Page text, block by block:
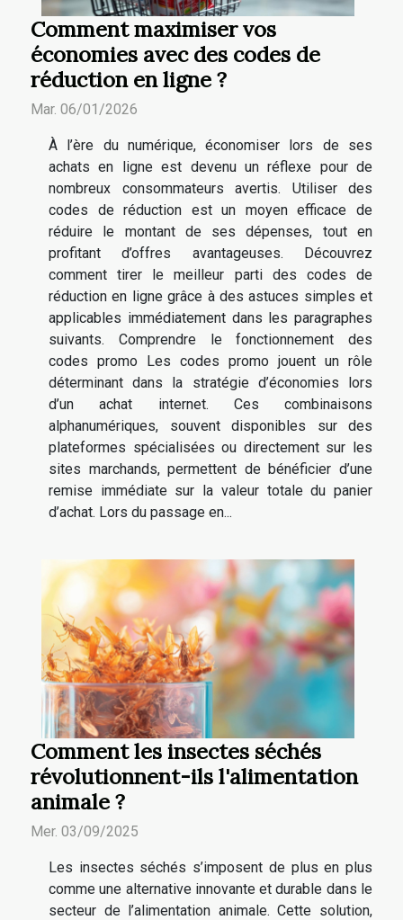
Comment maximiser vos
économies avec des codes de
réduction en ligne ?
Mar. 06/01/2026
À l’ère du numérique, économiser lors de ses
achats en ligne est devenu un réflexe pour de
nombreux consommateurs avertis. Utiliser des
codes de réduction est un moyen efficace de
réduire le montant de ses dépenses, tout en
profitant d’offres avantageuses. Découvrez
comment tirer le meilleur parti des codes de
réduction en ligne grâce à des astuces simples et
applicables immédiatement dans les paragraphes
suivants. Comprendre le fonctionnement des
codes promo Les codes promo jouent un rôle
déterminant dans la stratégie d’économies lors
d’un achat internet. Ces combinaisons
alphanumériques, souvent disponibles sur des
plateformes spécialisées ou directement sur les
sites marchands, permettent de bénéficier d’une
remise immédiate sur la valeur totale du panier
d’achat. Lors du passage en...
Comment les insectes séchés
révolutionnent-ils l'alimentation
animale ?
Mer. 03/09/2025
Les insectes séchés s’imposent de plus en plus
comme une alternative innovante et durable dans le
secteur de l’alimentation animale. Cette solution,